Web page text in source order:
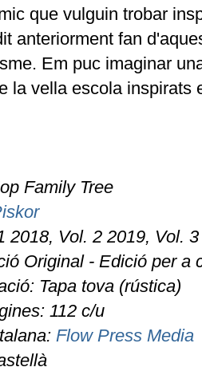
que vulguin trobar
anteriorment fan
Em puc imaginar
la vella escola inspirats
Family Tree
2018, Vol. 2 2019, Vol.
Original - Edició per a
Tapa tova (rústica)
112 c/u
Flow Press Media